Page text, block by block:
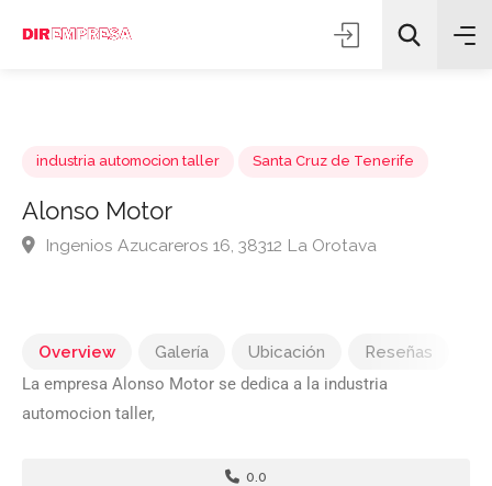
Alonso Motor
Overview Galería Ubicación
Reseñas
La empresa Alonso Motor se dedica a la industria
automocion taller,
0.0